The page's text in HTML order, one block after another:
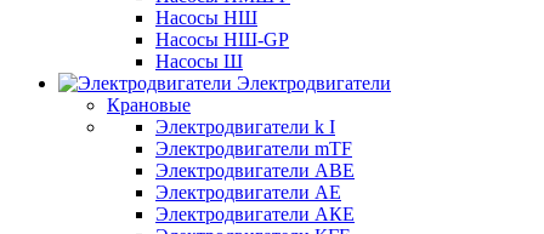
Насосы НШ
Насосы НШ-GP
Насосы Ш
Электродвигатели
Крановые
Электродвигатели k I
Электродвигатели mTF
Электродвигатели АВЕ
Электродвигатели АЕ
Электродвигатели АКЕ